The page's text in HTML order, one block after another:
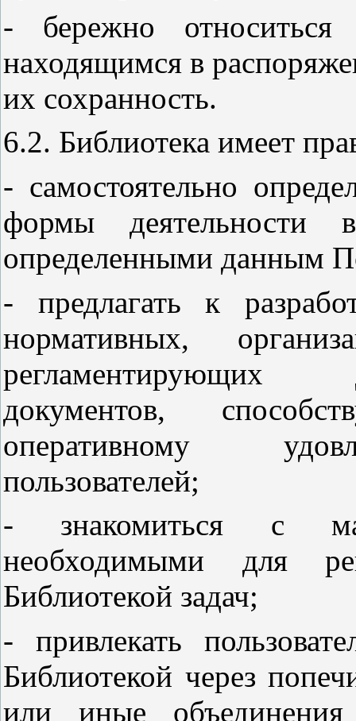
- бережно относиться
находящимся в
их сохранность.
6.2. Библиотека имеет
- самостоятельно
формы деятельности
определенными данным
- предлагать к
нормативных,
регламентирующих
документов,
оперативному
пользователей;
- знакомиться с
необходимыми для
Библиотекой задач;
- привлекать
Библиотекой через
или иные